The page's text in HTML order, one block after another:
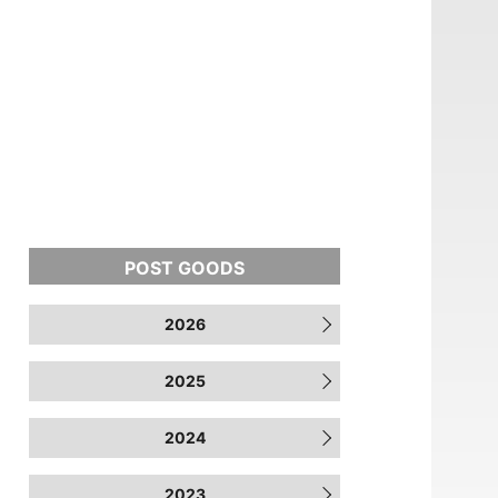
PROFILE
NEWS
DISCOGRAPHY
POST GOODS
2026
2025
2024
2023